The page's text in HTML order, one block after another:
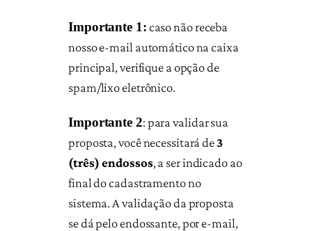
Importante 1:caso não receba
nosso e-mail automático na caixa
principal, verifique a opção de
spam/lixo eletrônico.
Importante 2: para validar sua
proposta, você necessitará de3
(três) endossos, a ser indicado ao
final do cadastramento no
sistema. A validação da proposta
se dá pelo endossante, por e-mail,